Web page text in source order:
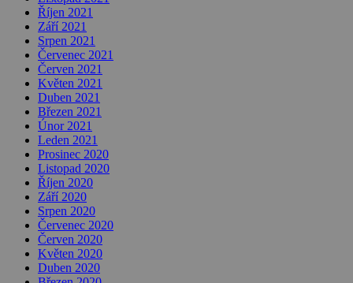
Říjen 2021
Září 2021
Srpen 2021
Červenec 2021
Červen 2021
Květen 2021
Duben 2021
Březen 2021
Únor 2021
Leden 2021
Prosinec 2020
Listopad 2020
Říjen 2020
Září 2020
Srpen 2020
Červenec 2020
Červen 2020
Květen 2020
Duben 2020